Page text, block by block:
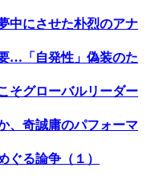
中にさせた朴烈のアナ
…「自発性」偽装のた
そグローバルリーダー
、奇誠庸のパフォーマ
ぐる論争（１）